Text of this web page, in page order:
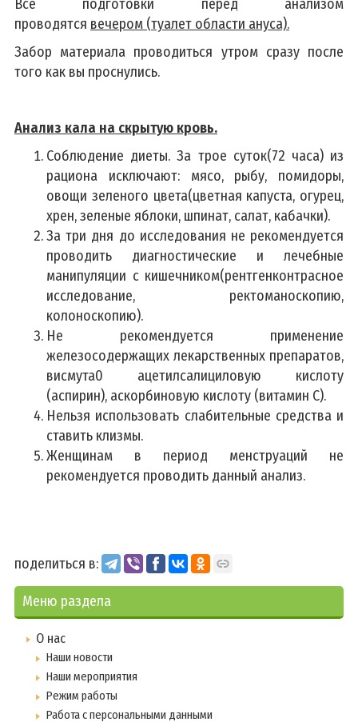
Все подготовки перед анализом
проводятся вечером (туалет области ануса).
Забор материала проводиться утром сразу после
того как вы проснулись.
Анализ кала на скрытую кровь.
Соблюдение диеты. За трое суток(72 часа) из
рациона исключают: мясо, рыбу, помидоры,
овощи зеленого цвета(цветная капуста, огурец,
хрен, зеленые яблоки, шпинат, салат, кабачки).
За три дня до исследования не рекомендуется
проводить диагностические и лечебные
манипуляции с кишечником(рентгенконтрасное
исследование, ректоманоскопию,
колоноскопию).
Не рекомендуется применение
железосодержащих лекарственных препаратов,
висмута0 ацетилсалициловую кислоту
(аспирин), аскорбиновую кислоту (витамин C).
Нельзя использовать слабительные средства и
ставить клизмы.
Женщинам в период менструаций не
рекомендуется проводить данный анализ.
поделиться в:
Меню раздела
О нас
Наши новости
Наши мероприятия
Режим работы
Работа с персональными данными